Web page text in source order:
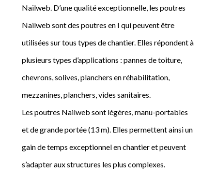
Nailweb. D’une qualité exceptionnelle, les poutres
Nailweb sont des poutres en I qui peuvent être
utilisées sur tous types de chantier. Elles répondent à
plusieurs types d’applications : pannes de toiture,
chevrons, solives, planchers en réhabilitation,
mezzanines, planchers, vides sanitaires.
Les poutres Nailweb sont légères, manu-portables
et de grande portée (13 m). Elles permettent ainsi un
gain de temps exceptionnel en chantier et peuvent
s’adapter aux structures les plus complexes.